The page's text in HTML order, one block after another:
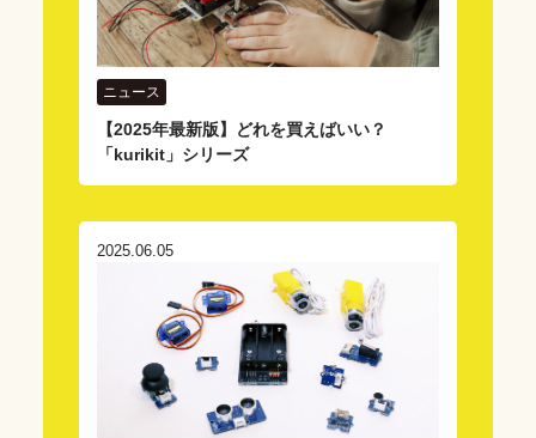
ニュース
【2025年最新版】どれを買えばいい？
「kurikit」シリーズ
2025.06.05